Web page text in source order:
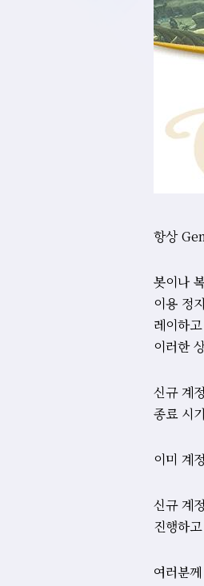
항상
봇이나
이용 정
레이하
이러한
신규 계
종료 시
이미 계
신규 계
진행하
여러분